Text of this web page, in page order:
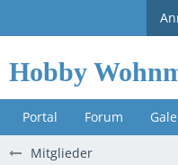
Hobby
Portal Forum
Mitglieder